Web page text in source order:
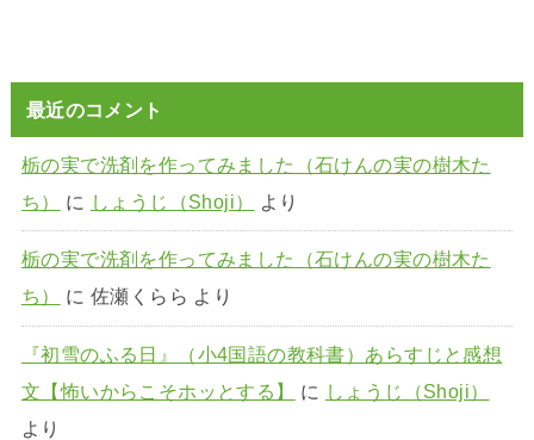
最近のコメント
栃の実で洗剤を作ってみました（石けんの実の樹木た
ち）
に しょうじ（Shoji） より
栃の実で洗剤を作ってみました（石けんの実の樹木た
ち）
に 佐瀬くらら より
『初雪のふる日』（小4国語の教科書）あらすじと感想
文【怖いからこそホッとする】
に しょうじ（Shoji）
より